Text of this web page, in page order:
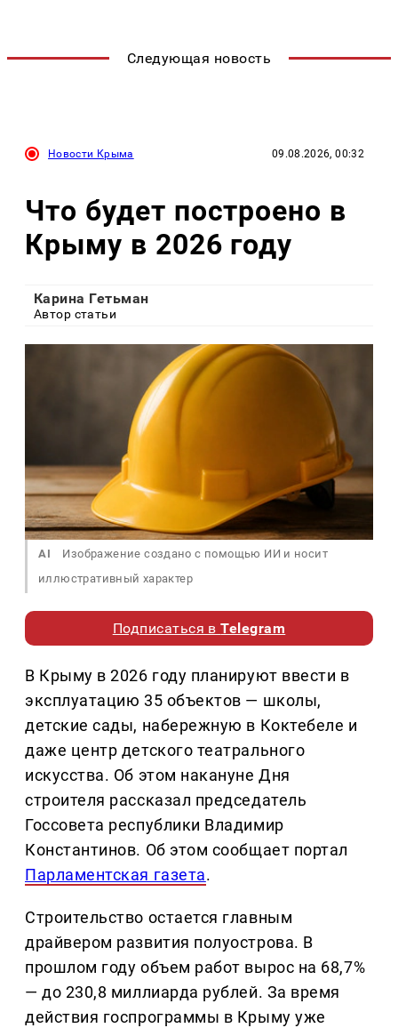
Следующая новость
Новости Крыма 09.08.2026, 00:32
Что будет построено в
Крыму в 2026 году
Карина Гетьман
Автор статьи
AI
Изображение создано с помощью ИИ и носит
иллюстративный характер
Подписаться вTelegram
В Крыму в 2026 году планируют ввести в
эксплуатацию 35 объектов — школы,
детские сады, набережную в Коктебеле и
даже центр детского театрального
искусства. Об этом накануне Дня
строителя рассказал председатель
Госсовета республики Владимир
Константинов. Об этом сообщает портал
Парламентская газета.
Строительство остается главным
драйвером развития полуострова. В
прошлом году объем работ вырос на 68,7%
— до 230,8 миллиарда рублей. За время
действия госпрограммы в Крыму уже